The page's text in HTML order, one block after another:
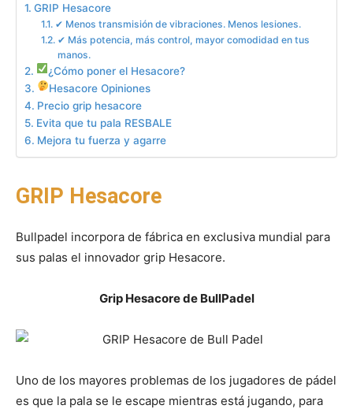
GRIP Hesacore
✔ Menos transmisión de vibraciones. Menos lesiones.
✔ Más potencia, más control, mayor comodidad en tus
manos.
¿Cómo poner el Hesacore?
Hesacore Opiniones
Precio grip hesacore
Evita que tu pala RESBALE
Mejora tu fuerza y agarre
GRIP Hesacore
Bullpadel incorpora de fábrica en exclusiva mundial para
sus palas el innovador grip Hesacore.
Grip Hesacore de BullPadel
Uno de los mayores problemas de los jugadores de pádel
es que la pala se le escape mientras está jugando, para